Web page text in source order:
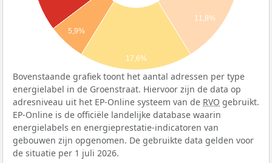
11,8%
5,9%
17,6%
Bovenstaande grafiek toont het aantal adressen per type
energielabel in de Groenstraat. Hiervoor zijn de data op
adresniveau uit het EP-Online systeem van de RVO gebruikt.
EP-Online is de officiële landelijke database waarin
energielabels en energieprestatie-indicatoren van
gebouwen zijn opgenomen. De gebruikte data gelden voor
de situatie per 1 juli 2026.